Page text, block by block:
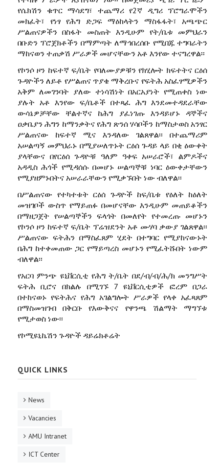
የሴክሽን ቁጥር ማሳደግ፣ ተጨማሪ የ2ኛ ዲግሪ ፕሮግራሞችን
መክፈት፣ የነፃ የሕግ ድጋፍ ማዕከላትን ማስፋፋት፣ አጫጭር
ሥልጠናዎችን በስፋት መስጠት እንዲሁም የት/ቤቱ መምህራን
በቡድን ፕሮጀክቶችን በማምጣት ለማኅበረሰቡ የሚበጁ ተግባራትን
ማከናወን ተጠቃሽ ሥራዎች መሆናቸውን አቶ እንየው ተናግረዋል፡፡
የኮንሶ ዞን ከፍተኛ ፍ/ቤት የባለሙያዎቹን የክሂሎት ክፍተትና ርዕሰ
ጉዳዮችን ለይቶ የሥልጠና ጥያቄ ማቅረቡና የፍትሕ አስፈፃሚዎችን
አቅም ለመገንባት ያለው ተነሳሽነት በአርአያነት የሚጠቀስ ነው
ያሉት አቶ እንየው ፍ/ቤቶች በተጻፈ ሕግ እንደመተዳደራቸው
ውሳኔዎቻቸው ቸልተኛና ከሕግ ያፈነገጡ እንዳይሆኑ ዳኞችና
ዐቃቤያን ሕግን ከማንቃትና የሕግ ጽንሰ ሃሳቦችን ከማስታወስ አንፃር
ሥልጠናው ከፍተኛ ሚና እንዳለው ገልጸዋል፡፡ በተጨማሪም
አሠልጣኝ መምህራኑ በሚያሠለጥኑት ርዕሰ ጉዳይ ላይ በቂ ዕውቀት
ያላቸውና በየርዕሰ ጉዳዮቹ ዓለም ዓቀፍ አሠራሮች፣ ልምዶችና
አዳዲስ ሕጎች የሚዳሰሱ በመሆኑ ሠልጣኞቹ ነባር ዕውቀታቸውን
የሚያዘምኑበትና አሠራራቸውን የሚቃኙበት ነው ብለዋል፡፡
በሥልጠናው የተካተቱት ርዕሰ ጉዳዮች ከፍ/ቤቱ የዕለት ከዕለት
መዝገቦች ውስጥ የማይጠፉ በመሆናቸው እንዲሁም መጠይቆችን
በማዘጋጀት የሠልጣኞችን ፍላጎት በመለየት የተመረጡ መሆኑን
የኮንሶ ዞን ከፍተኛ ፍ/ቤት ፕሬዝደንት አቶ ሙሃባ ቃውያ ገልጸዋል፡፡
ሥልጠናው ፍትሕን በማስፈጸም ሂደት በተግባር የሚያከናውኑት
በሕግ ከተቀመጠው ጋር የማይጣረስ መሆኑን የሚፈትሹበት ነውም
ብለዋል፡፡
የአርባ ምንጭ ዩኒቨርሲቲ የሕግ ት/ቤት በደ/ብ/ብ/ሕ/ክ መንግሥት
ፍትሕ ቢሮና በክልሉ በሚገኙ 7 ዩኒቨርሲቲዎች ፎረም በጋራ
በተከናወኑ የፍትሕና የሕግ አገልግሎት ሥራዎች የላቀ አፈጻጸም
በማስመዝገብ በቅርቡ የእውቅናና የዋንጫ ሽልማት ማግኘቱ
የሚታወስ ነው፡፡
የኮሚዩኒኬሽን ጉዳዮች ዳይሬክቶሬት
QUICK LINKS
News
Vacancies
AMU Intranet
ICT Center